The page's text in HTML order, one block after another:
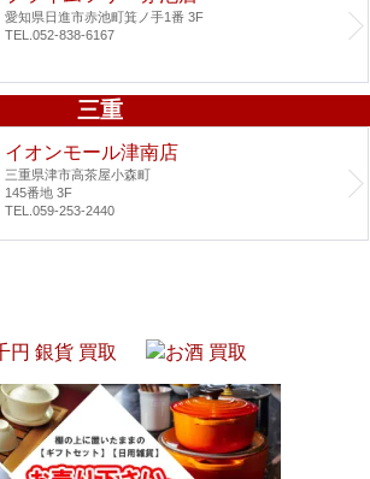
愛知県日進市赤池町箕ノ手1番 3F
TEL.052-838-6167
三重
イオンモール津南店
三重県津市高茶屋小森町
145番地 3F
TEL.059-253-2440